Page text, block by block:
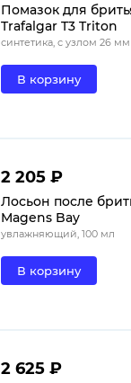
Помазок для
Trafalgar T3 Triton
синтетика, с узлом 26 мм
В корзину
2 205 ₽
Лосьон после
Magens Bay
увлажняющий, 100 мл
В корзину
2 625 ₽